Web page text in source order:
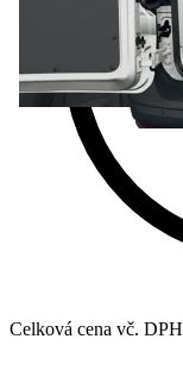
Celková cena vč. DPH